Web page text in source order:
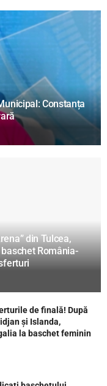
Constanța
din Tulcea,
România-
de finală! După
și Islanda,
la baschet feminin